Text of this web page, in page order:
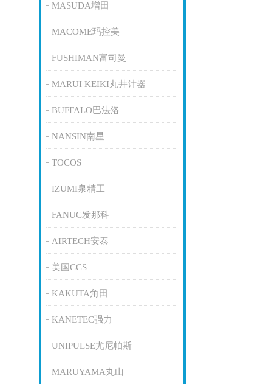
MASUDA增田
MACOME玛控美
FUSHIMAN富司曼
MARUI KEIKI丸井计器
BUFFALO巴法洛
NANSIN南星
TOCOS
IZUMI泉精工
FANUC发那科
AIRTECH安泰
美国CCS
KAKUTA角田
KANETEC强力
UNIPULSE尤尼帕斯
MARUYAMA丸山